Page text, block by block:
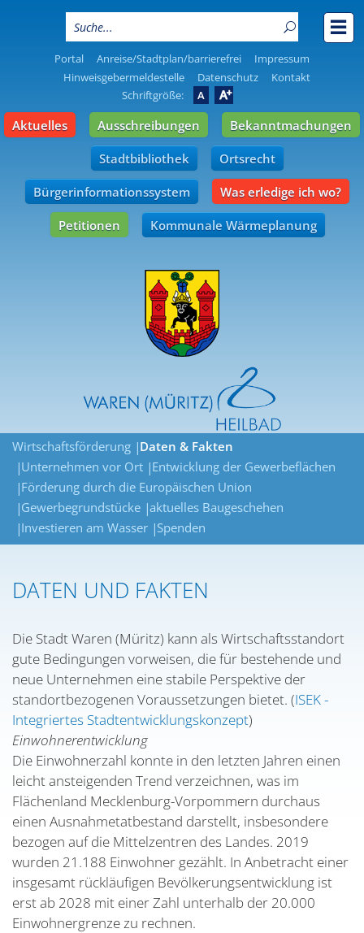
Portal Anreise/Stadtplan/barrierefrei
Impressum
Hinweisgebermeldestelle
Datenschutz
Kontakt
Schriftgröße:
A A
Aktuelles Ausschreibungen Bekanntmachungen
Stadtbibliothek Ortsrecht
Bürgerinformationssystem Was erledige ich wo?
Petitionen Kommunale Wärmeplanung
Wirtschaftsförderung Daten & Fakten
Unternehmen vor Ort Entwicklung der Gewerbeflächen
Förderung durch die Europäischen Union
Gewerbegrundstücke aktuelles Baugeschehen
Investieren am Wasser Spenden
DATEN UND FAKTEN
Die Stadt Waren (Müritz) kann als Wirtschaftsstandort
gute Bedingungen vorweisen, die für bestehende und
neue Unternehmen eine stabile Perspektive der
standortbezogenen Voraussetzungen bietet. (ISEK -
Integriertes Stadtentwicklungskonzept)
Einwohnerentwicklung
Die Einwohnerzahl konnte in den letzten Jahren einen
leicht ansteigenden Trend verzeichnen, was im
Flächenland Mecklenburg-Vorpommern durchaus
einen Ausnahmetatbestand darstellt, insbesondere
bezogen auf die Mittelzentren des Landes. 2019
wurden 21.188 Einwohner gezählt. In Anbetracht einer
insgesamt rückläufigen Bevölkerungsentwicklung ist
erst ab 2028 mit einer Zahl unterhalb der 20.000
Einwohnergrenze zu rechnen.